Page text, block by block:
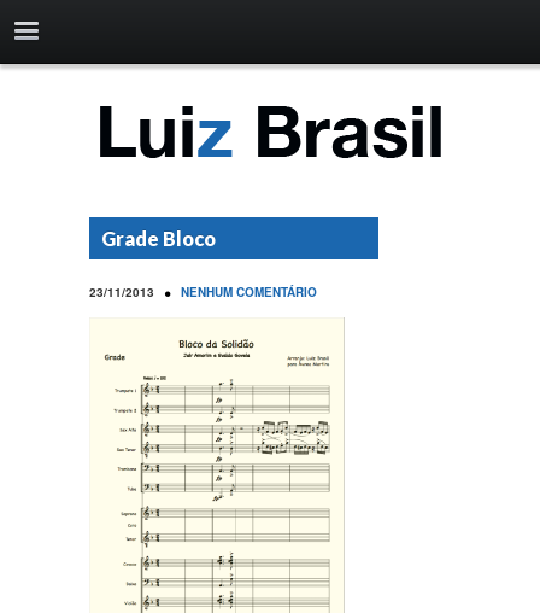
Grade Bloco
23/11/2013 • NENHUM COMENTÁRIO